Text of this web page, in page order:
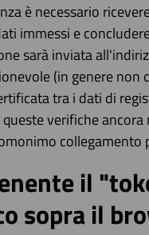
è necessario
immessi e
sarà inviata
(in genere
tra i dati di
verifiche
il
sopra il